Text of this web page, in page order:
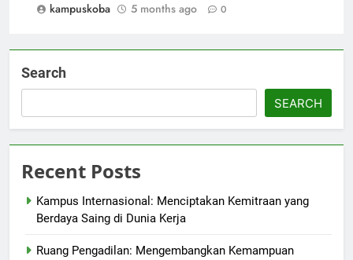
kampuskoba
5 months ago 0
Search
SEARCH
Recent Posts
Kampus Internasional: Menciptakan Kemitraan yang
Berdaya Saing di Dunia Kerja
Ruang Pengadilan: Mengembangkan Kemampuan